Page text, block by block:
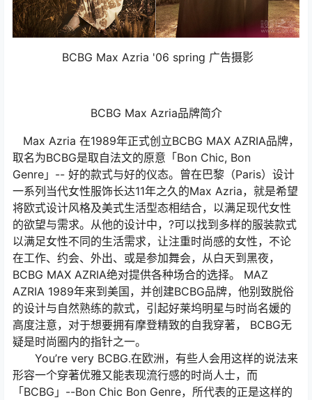
BCBG Max Azria '06 spring 广告摄影
BCBG Max Azria品牌简介
Max Azria 在1989年正式创立BCBG MAX AZRIA品牌，
取名为BCBG是取自法文的原意「Bon Chic, Bon
Genre」-- 好的款式与好的仪态。曾在巴黎（Paris）设计
一系列当代女性服饰长达11年之久的Max Azria，就是希望
将欧式设计风格及美式生活型态相结合，以满足现代女性
的欲望与需求。从他的设计中，?可以找到多样的服装款式
以满足女性不同的生活需求，让注重时尚感的女性，不论
在工作、约会、外出、或是参加舞会，从白天到黑夜，
BCBG MAX AZRIA绝对提供各种场合的选择。 MAZ
AZRIA 1989年来到美国，并创建BCBG品牌，他别致脱俗
的设计与自然熟练的款式，引起好莱坞明星与时尚名媛的
高度注意，对于想要拥有摩登精致的自我穿著， BCBG无
疑是时尚圈内的指针之一。
You’re very BCBG.在欧洲，有些人会用这样的说法来
形容一个穿著优雅又能表现流行感的时尚人士，而
「BCBG」--Bon Chic Bon Genre，所代表的正是这样的